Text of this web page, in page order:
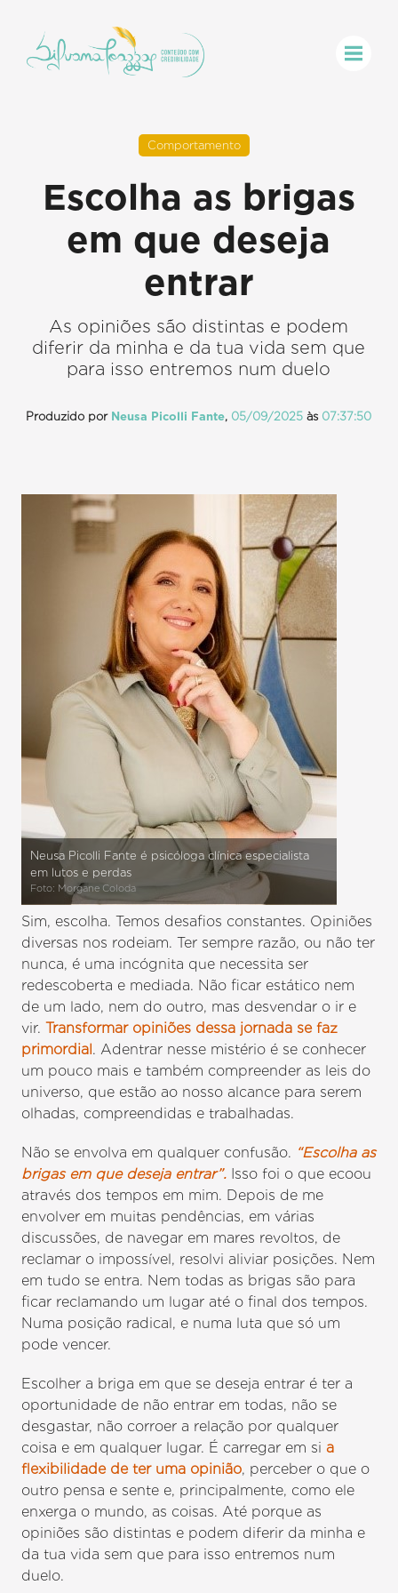
Comportamento
Escolha as brigas
em que deseja
entrar
As opiniões são distintas e podem
diferir da minha e da tua vida sem que
para isso entremos num duelo
Produzido por Neusa Picolli Fante, 05/09/2025 às 07:37:50
Neusa Picolli Fante é psicóloga clínica especialista
em lutos e perdas
Foto: Morgane Coloda
Sim, escolha. Temos desafios constantes. Opiniões
diversas nos rodeiam. Ter sempre razão, ou não ter
nunca, é uma incógnita que necessita ser
redescoberta e mediada. Não ficar estático nem
de um lado, nem do outro, mas desvendar o ir e
vir.Transformar opiniões dessa jornada se faz
primordial. Adentrar nesse mistério é se conhecer
um pouco mais e também compreender as leis do
universo, que estão ao nosso alcance para serem
olhadas, compreendidas e trabalhadas.
Não se envolva em qualquer confusão. “Escolha as
brigas em que deseja entrar”. Isso foi o que ecoou
através dos tempos em mim. Depois de me
envolver em muitas pendências, em várias
discussões, de navegar em mares revoltos, de
reclamar o impossível, resolvi aliviar posições. Nem
em tudo se entra. Nem todas as brigas são para
ficar reclamando um lugar até o final dos tempos.
Numa posição radical, e numa luta que só um
pode vencer.
Escolher a briga em que se deseja entrar é ter a
oportunidade de não entrar em todas, não se
desgastar, não corroer a relação por qualquer
coisa e em qualquer lugar. É carregar em si a
flexibilidade de ter uma opinião, perceber o que o
outro pensa e sente e, principalmente, como ele
enxerga o mundo, as coisas. Até porque as
opiniões são distintas e podem diferir da minha e
da tua vida sem que para isso entremos num
duelo.